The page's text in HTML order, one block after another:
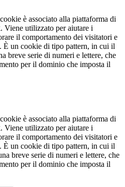
è associato alla piattaforma di
Viene utilizzato per aiutare i
il comportamento dei visitatori e
È un cookie di tipo pattern, in cui il
breve serie di numeri e lettere, che
per il dominio che imposta il
è associato alla piattaforma di
Viene utilizzato per aiutare i
il comportamento dei visitatori e
È un cookie di tipo pattern, in cui il
breve serie di numeri e lettere, che
per il dominio che imposta il